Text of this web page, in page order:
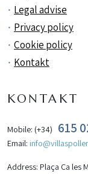
Legal advise
Privacy policy
Cookie policy
Kontakt
KONTAKT
Mobile: (+34) 615
Email:
Address: Plaça Ca les